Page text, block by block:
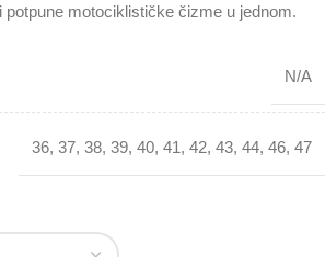
potpune motociklističke čizme u jednom.
N/A
36, 37, 38, 39, 40, 41, 42, 43, 44, 46, 47